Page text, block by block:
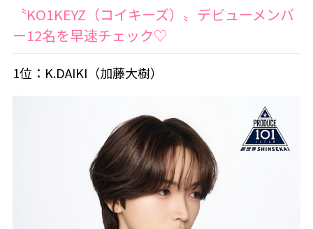
〝KO1KEYZ（コイキーズ）〟デビューメンバ
ー12名を早速チェック♡
1位：K.DAIKI（加藤大樹）